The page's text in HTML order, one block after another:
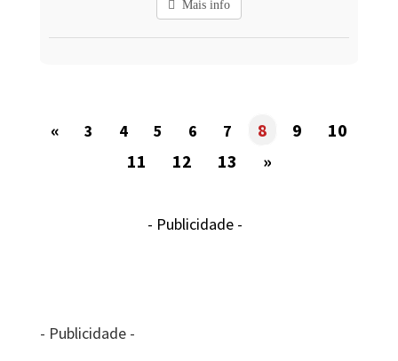
Mais info
« 3 4 5 6 7 8 9
10
11
12 13 »
- Publicidade -
- Publicidade -